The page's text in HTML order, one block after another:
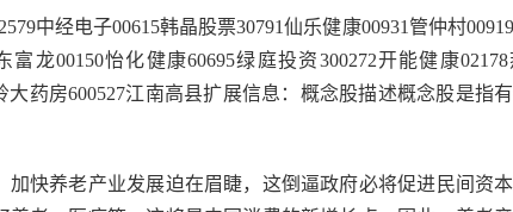
中经电子00615韩晶股票30791仙乐健康00931管仲村
富龙00150怡化健康60695绿庭投资300272开能健康
大药房600527江南高县扩展信息：概念股描述概念股是指
快养老产业发展迫在眉睫，这倒逼政府必将促进民间资